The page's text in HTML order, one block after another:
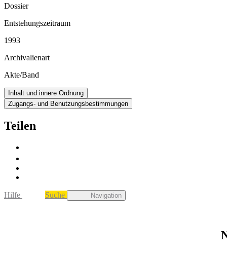
Dossier
Entstehungszeitraum
1993
Archivalienart
Akte/Band
Inhalt und innere Ordnung
Zugangs- und Benutzungsbestimmungen
Teilen
Hilfe Suche Navigation